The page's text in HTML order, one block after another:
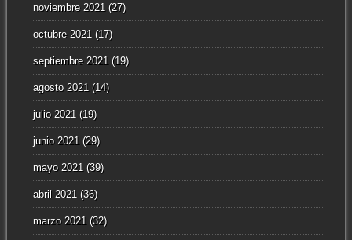
noviembre 2021 (27)
octubre 2021 (17)
septiembre 2021 (19)
agosto 2021 (14)
julio 2021 (19)
junio 2021 (29)
mayo 2021 (39)
abril 2021 (36)
marzo 2021 (32)